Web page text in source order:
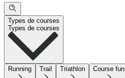
Types de courses
Types de courses
Running Trail Triathlon Course fun